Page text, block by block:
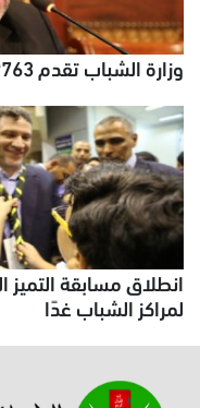
وزارة الشباب تقدم 9763 فرصة عمل
انطلاق مسابقة
لمراكز الشباب غدًا